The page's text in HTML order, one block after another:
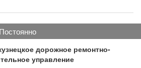
постоянно
дорожное ремонтно-
управление